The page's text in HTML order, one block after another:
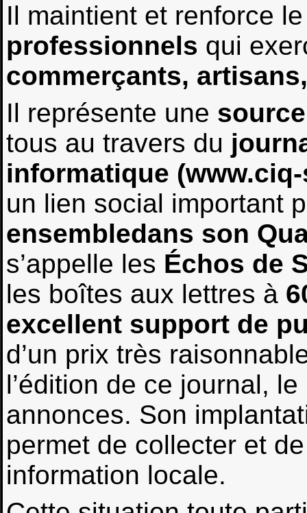
Il maintient et renforce
professionnels qui
commerçants,
Il représente une
tous au travers du
informatique
un lien social important
ensembledans son
s’appelle les Échos de
les boîtes aux lettres à
excellent support de
d’un prix très
l’édition de ce journal,
annonces. Son
permet de collecter et
information locale.